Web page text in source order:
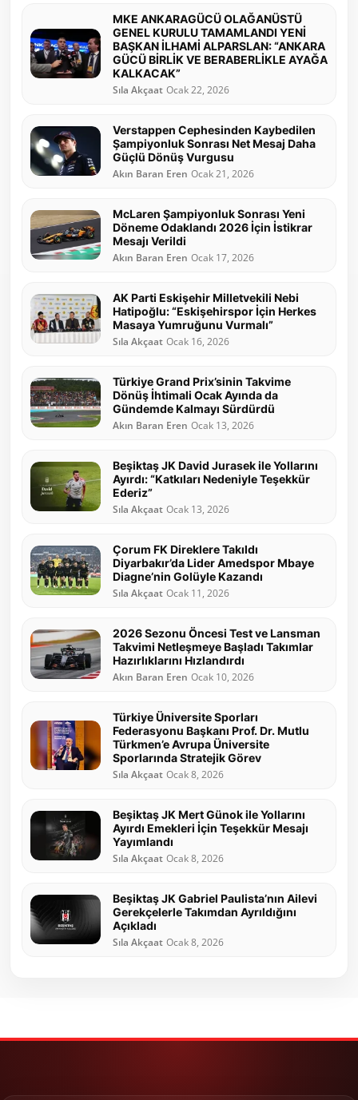
MKE ANKARAGÜCÜ OLAĞANÜSTÜ
GENEL KURULU TAMAMLANDI YENİ
BAŞKAN İLHAMİ ALPARSLAN: “ANKARA
GÜCÜ BİRLİK VE BERABERLİKLE AYAĞA
KALKACAK”
Sıla Akçaat Ocak 22, 2026
Verstappen Cephesinden Kaybedilen
Şampiyonluk Sonrası Net Mesaj Daha
Güçlü Dönüş Vurgusu
Akın Baran Eren Ocak 21, 2026
McLaren Şampiyonluk Sonrası Yeni
Döneme Odaklandı 2026 İçin İstikrar
Mesajı Verildi
Akın Baran Eren Ocak 17, 2026
AK Parti Eskişehir Milletvekili Nebi
Hatipoğlu: “Eskişehirspor İçin Herkes
Masaya Yumruğunu Vurmalı”
Sıla Akçaat Ocak 16, 2026
Türkiye Grand Prix’sinin Takvime
Dönüş İhtimali Ocak Ayında da
Gündemde Kalmayı Sürdürdü
Akın Baran Eren Ocak 13, 2026
Beşiktaş JK David Jurasek ile Yollarını
Ayırdı: “Katkıları Nedeniyle Teşekkür
Ederiz”
Sıla Akçaat Ocak 13, 2026
Çorum FK Direklere Takıldı
Diyarbakır’da Lider Amedspor Mbaye
Diagne’nin Golüyle Kazandı
Sıla Akçaat Ocak 11, 2026
2026 Sezonu Öncesi Test ve Lansman
Takvimi Netleşmeye Başladı Takımlar
Hazırlıklarını Hızlandırdı
Akın Baran Eren Ocak 10, 2026
Türkiye Üniversite Sporları
Federasyonu Başkanı Prof. Dr. Mutlu
Türkmen’e Avrupa Üniversite
Sporlarında Stratejik Görev
Sıla Akçaat Ocak 8, 2026
Beşiktaş JK Mert Günok ile Yollarını
Ayırdı Emekleri İçin Teşekkür Mesajı
Yayımlandı
Sıla Akçaat Ocak 8, 2026
Beşiktaş JK Gabriel Paulista’nın Ailevi
Gerekçelerle Takımdan Ayrıldığını
Açıkladı
Sıla Akçaat Ocak 8, 2026